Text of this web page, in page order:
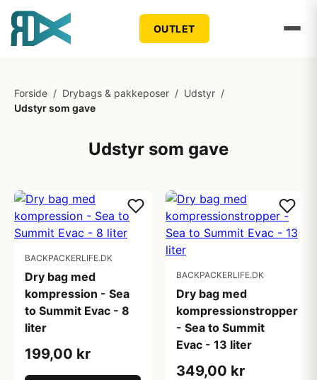
OUTLET
Forside / Drybags & pakkeposer / Udstyr /
Udstyr som gave
Udstyr som gave
BACKPACKERLIFE.DK
Dry bag med
kompression - Sea
to Summit Evac - 8
liter
199,00 kr
BACKPACKERLIFE.DK
Dry bag med
kompressionstropper
- Sea to Summit
Evac - 13 liter
349,00 kr